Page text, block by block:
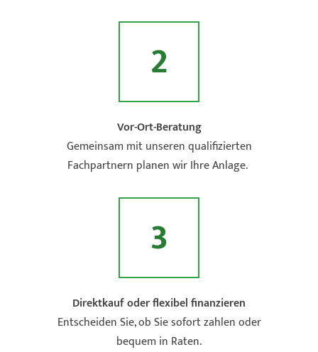
2
Vor-Ort-Beratung
Gemeinsam mit unseren qualifizierten
Fachpartnern planen wir Ihre Anlage.
3
Direktkauf oder flexibel finanzieren
Entscheiden Sie, ob Sie sofort zahlen oder
bequem in Raten.